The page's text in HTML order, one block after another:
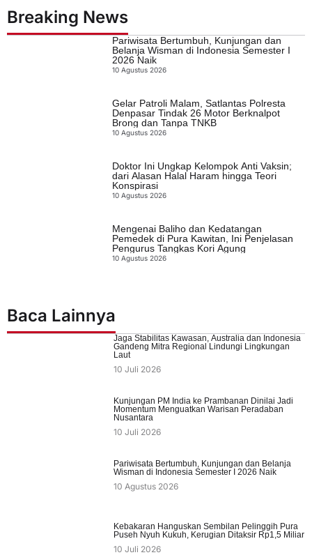
Breaking News
Pariwisata Bertumbuh, Kunjungan dan
Belanja Wisman di Indonesia Semester I
2026 Naik
10 Agustus 2026
Gelar Patroli Malam, Satlantas Polresta
Denpasar Tindak 26 Motor Berknalpot
Brong dan Tanpa TNKB
10 Agustus 2026
Doktor Ini Ungkap Kelompok Anti Vaksin;
dari Alasan Halal Haram hingga Teori
Konspirasi
10 Agustus 2026
Mengenai Baliho dan Kedatangan
Pemedek di Pura Kawitan, Ini Penjelasan
Pengurus Tangkas Kori Agung
10 Agustus 2026
Baca Lainnya
Jaga Stabilitas Kawasan, Australia dan Indonesia
Gandeng Mitra Regional Lindungi Lingkungan
Laut
10 Juli 2026
Kunjungan PM India ke Prambanan Dinilai Jadi
Momentum Menguatkan Warisan Peradaban
Nusantara
10 Juli 2026
Pariwisata Bertumbuh, Kunjungan dan Belanja
Wisman di Indonesia Semester I 2026 Naik
10 Agustus 2026
Kebakaran Hanguskan Sembilan Pelinggih Pura
Puseh Nyuh Kukuh, Kerugian Ditaksir Rp1,5 Miliar
10 Juli 2026